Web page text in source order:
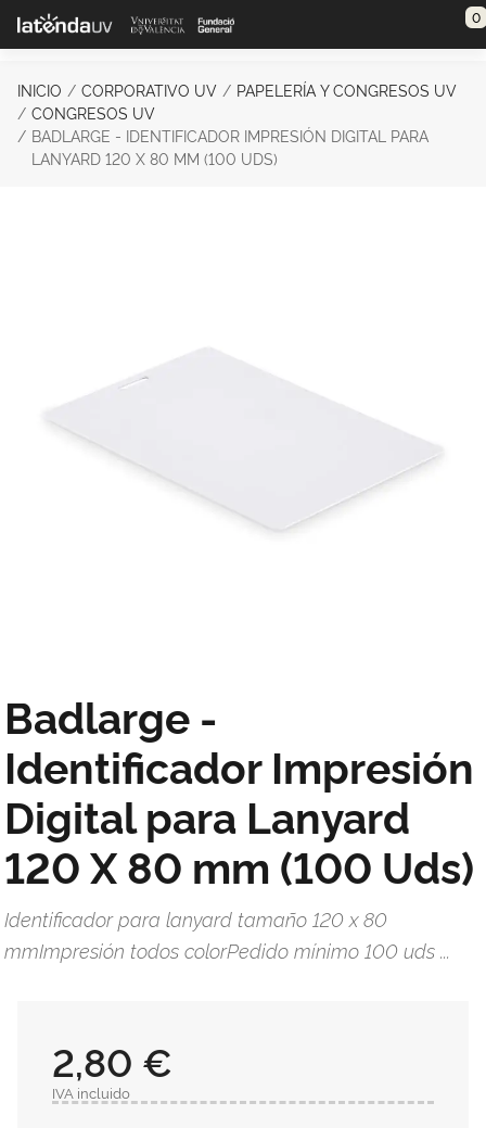
Saltar al contenido principal 0
INICIO CORPORATIVO UV
PAPELERÍA Y CONGRESOS UV
CONGRESOS UV
BADLARGE - IDENTIFICADOR IMPRESIÓN DIGITAL PARA
LANYARD 120 X 80 MM (100 UDS)
Badlarge -
Identificador Impresión
Digital para Lanyard
120 X 80 mm (100 Uds)
Identificador para lanyard tamaño 120 x 80
mmImpresión todos colorPedido mínimo 100 uds ...
2,80 €
IVA incluido